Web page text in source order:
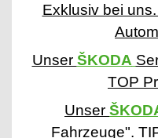
Exklusiv bei
Unser ŠKODA
TOP
Unser
Fahrzeuge".